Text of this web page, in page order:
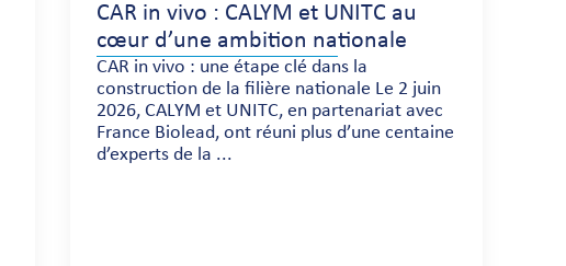
CAR in vivo : CALYM et UNITC au
cœur d’une ambition nationale
CAR in vivo : une étape clé dans la
construction de la filière nationale Le 2 juin
2026, CALYM et UNITC, en partenariat avec
France Biolead, ont réuni plus d’une centaine
d’experts de la ...